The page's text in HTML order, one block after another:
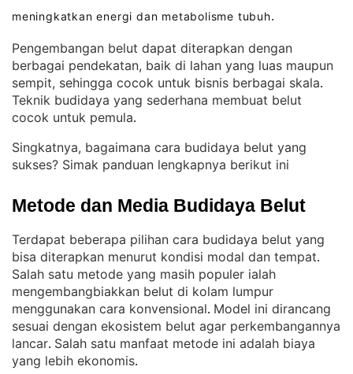
meningkatkan energi dan metabolisme tubuh.
Pengembangan belut dapat diterapkan dengan
berbagai pendekatan, baik di lahan yang luas maupun
sempit, sehingga cocok untuk bisnis berbagai skala
Teknik budidaya yang sederhana membuat belut
cocok untuk pemula.
Singkatnya, bagaimana cara budidaya belut yang
sukses? Simak panduan lengkapnya berikut ini
Metode dan Media Budidaya Belut
Terdapat beberapa pilihan cara budidaya belut yang
bisa diterapkan menurut kondisi modal dan tempat
Salah satu metode yang masih populer ialah
mengembangbiakkan belut di kolam lumpur
menggunakan cara konvensional. Model ini dirancang
sesuai dengan ekosistem belut agar perkembangannya
lancar. Salah satu manfaat metode ini adalah biaya
yang lebih ekonomis.